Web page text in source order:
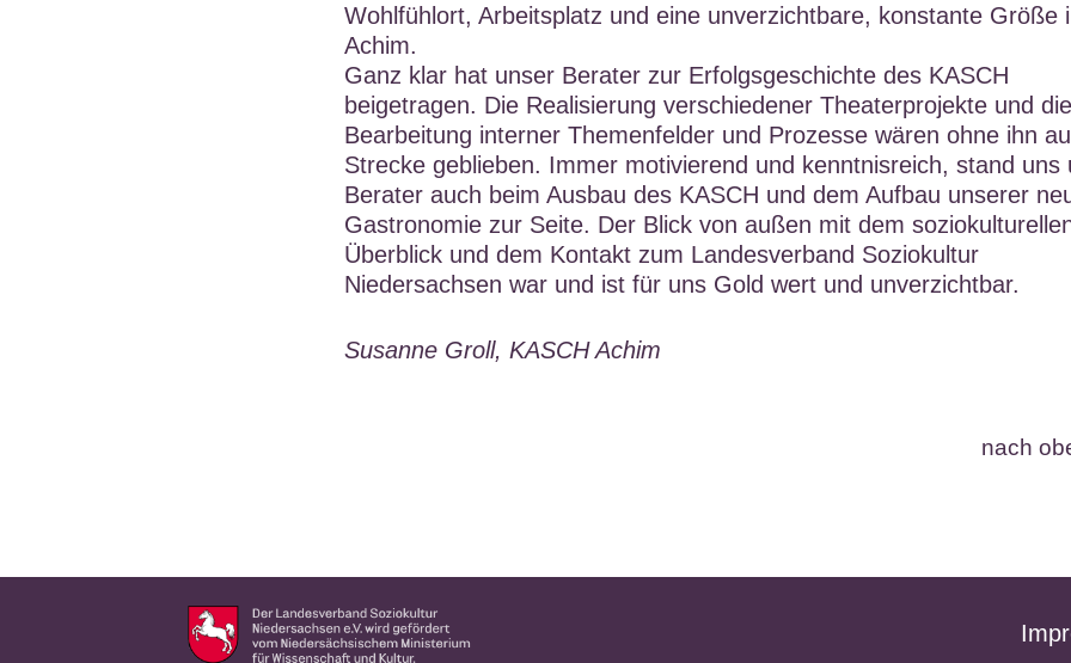
Wohlfühlort, Arbeitsplatz und eine unverzichtbare, konstante Größe
Achim.
Ganz klar hat unser Berater zur Erfolgsgeschichte des KASCH
beigetragen. Die Realisierung verschiedener Theaterprojekte und
Bearbeitung interner Themenfelder und Prozesse wären ohne ihn
Strecke geblieben. Immer motivierend und kenntnisreich, stand uns
Berater auch beim Ausbau des KASCH und dem Aufbau unserer
Gastronomie zur Seite. Der Blick von außen mit dem
Überblick und dem Kontakt zum Landesverband Soziokultur
Niedersachsen war und ist für uns Gold wert und unverzichtbar.
Susanne Groll, KASCH Achim
nach